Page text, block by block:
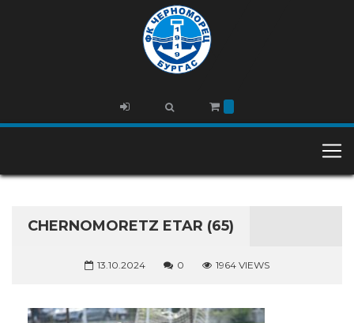
CHERNOMORETZ ETAR (65)
13.10.2024 0 1964 VIEWS